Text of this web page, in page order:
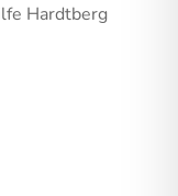
Hardtberg